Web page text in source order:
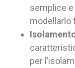
semplice
modellarlo
per